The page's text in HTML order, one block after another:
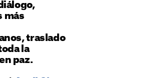
más
traslado
la
paz.